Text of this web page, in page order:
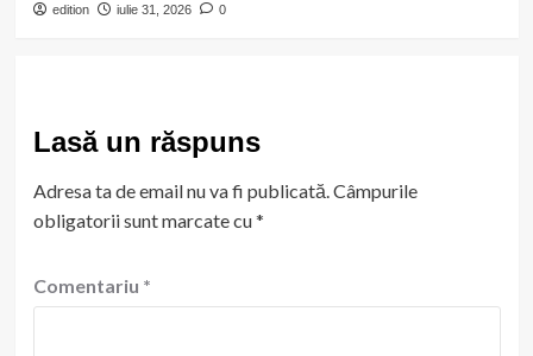
edition iulie 31, 2026 0
Lasă un răspuns
Adresa ta de email nu va fi publicată. Câmpurile
obligatorii sunt marcate cu*
Comentariu *